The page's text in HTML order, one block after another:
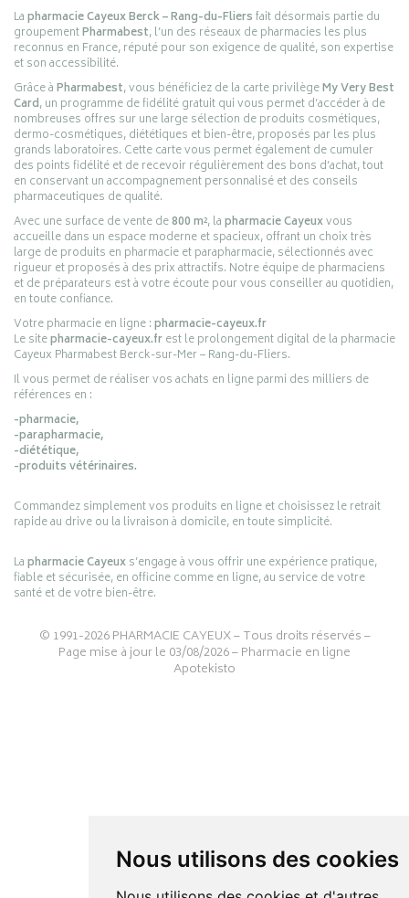
Nous utilisons des cookies
Lapharmacie Cayeux Berck – Rang-du-Fliersfait désormais partie du
groupementPharmabest, l’un des réseaux de pharmacies les plus
reconnus en France, réputé pour son exigence de qualité, son expertise
et son accessibilité.
Grâce àPharmabest, vous bénéficiez de la carte privilègeMy Very Best
Card, un programme de fidélité gratuit qui vous permet d’accéder à de
nombreuses offres sur une large sélection de produits cosmétiques,
dermo-cosmétiques, diététiques et bien-être, proposés par les plus
grands laboratoires. Cette carte vous permet également de cumuler
des points fidélité et de recevoir régulièrement des bons d’achat, tout
en conservant un accompagnement personnalisé et des conseils
pharmaceutiques de qualité.
Avec une surface de vente de800 m², lapharmacie Cayeuxvous
accueille dans un espace moderne et spacieux, offrant un choix très
large de produits en pharmacie et parapharmacie, sélectionnés avec
rigueur et proposés à des prix attractifs. Notre équipe de pharmaciens
et de préparateurs est à votre écoute pour vous conseiller au quotidien,
en toute confiance.
Votre pharmacie en ligne :pharmacie-cayeux.fr
Le sitepharmacie-cayeux.frest le prolongement digital de la pharmacie
Cayeux Pharmabest Berck-sur-Mer – Rang-du-Fliers.
Il vous permet de réaliser vos achats en ligne parmi des milliers de
références en :
-pharmacie,
-parapharmacie,
-diététique,
-produits vétérinaires.
Commandez simplement vos produits en ligne et choisissez le retrait
rapide au drive ou la livraison à domicile, en toute simplicité.
Lapharmacie Cayeuxs’engage à vous offrir une expérience pratique,
fiable et sécurisée, en officine comme en ligne, au service de votre
santé et de votre bien-être.
© 1991-2026PHARMACIE CAYEUX– Tous droits réservés –
Page mise à jour le 03/08/2026 –Pharmacie en ligne
Apotekisto